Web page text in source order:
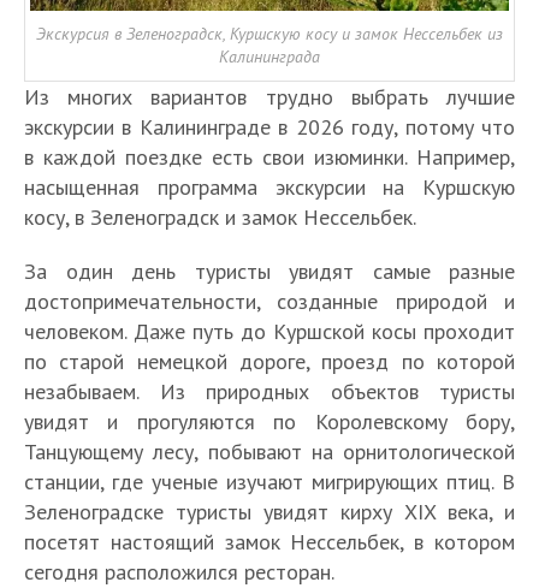
Экскурсия в Зеленоградск, Куршскую косу и замок Нессельбек из
Калининграда
Из многих вариантов трудно выбрать лучшие
экскурсии в Калининграде в 2026 году, потому что
в каждой поездке есть свои изюминки. Например,
насыщенная программа экскурсии на Куршскую
косу, в Зеленоградск и замок Нессельбек.
За один день туристы увидят самые разные
достопримечательности, созданные природой и
человеком. Даже путь до Куршской косы проходит
по старой немецкой дороге, проезд по которой
незабываем. Из природных объектов туристы
увидят и прогуляются по Королевскому бору,
Танцующему лесу, побывают на орнитологической
станции, где ученые изучают мигрирующих птиц. В
Зеленоградске туристы увидят кирху XIX века, и
посетят настоящий замок Нессельбек, в котором
сегодня расположился ресторан.